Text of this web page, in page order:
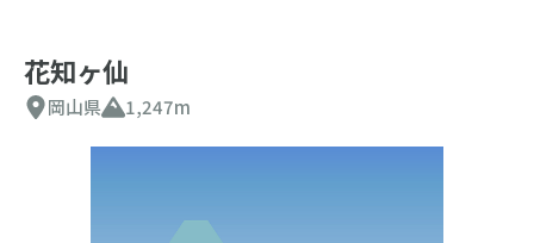
花知ヶ仙
岡山県 1,247m